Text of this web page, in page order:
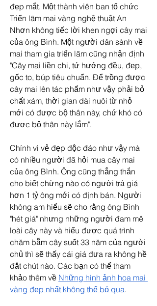
đẹp mắt. Một thành viên ban tổ chức
Triển lãm mai vàng nghệ thuật An
Nhơn không tiếc lời khen ngợi cây mai
của ông Bình. Một người dân sành về
mai tham gia triển lãm cũng nhận định
"Cây mai liền chi, tứ hướng đều, đẹp,
gốc to, búp tiêu chuẩn. Để trồng được
cây mai lên tác phẩm như vậy phải bỏ
chất xám, thời gian dài nuôi từ nhỏ
mới có được bộ thân này, chứ khó có
được bộ thân này lắm".
Chính vì vẻ đẹp độc đáo như vậy mà
có nhiều người đã hỏi mua cây mai
của ông Bình. Ông cũng thẳng thắn
cho biết chừng nào có người trả giá
hơn 1 tỷ ông mới có định bán. Người
không am hiểu sẽ cho rằng ông Bình
"hét giá" nhưng những người đam mê
loài cây này và hiểu được quá trình
chăm bẵm cây suốt 33 năm của người
chủ thì sẽ thấy cái giá đưa ra không hề
đắt chút nào. Các bạn có thể tham
khảo thêm về Những hình ảnh hoa mai
vàng đẹp nhất không thể bỏ qua.